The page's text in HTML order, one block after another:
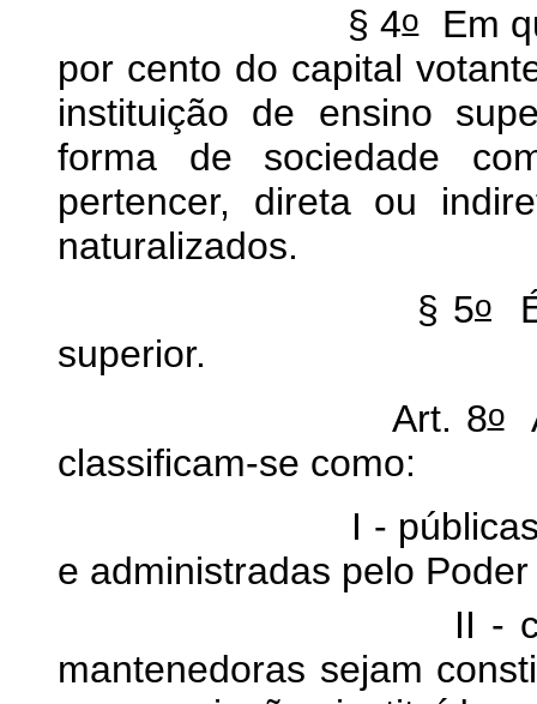
§ 4oEm
por cento do capital
instituição de ensino
forma de sociedade
pertencer, direta ou
naturalizados.
§ 5o
superior.
Art. 8o
classificam-se como:
I - públicas, as
e administradas pelo
II -
mantenedoras sejam